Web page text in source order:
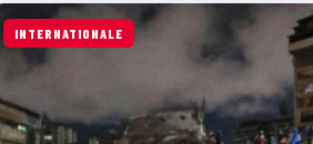
INTERNATIONALE